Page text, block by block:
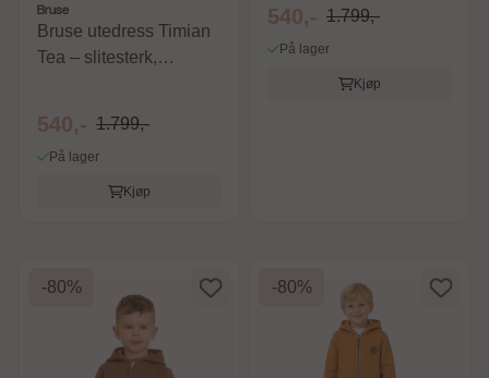
Bruse
Bruse utedress Timian
Tea – slitesterk,
540,- 1.799,-
På lager
Kjøp
540,- 1.799,-
På lager
Kjøp
-80% -80%